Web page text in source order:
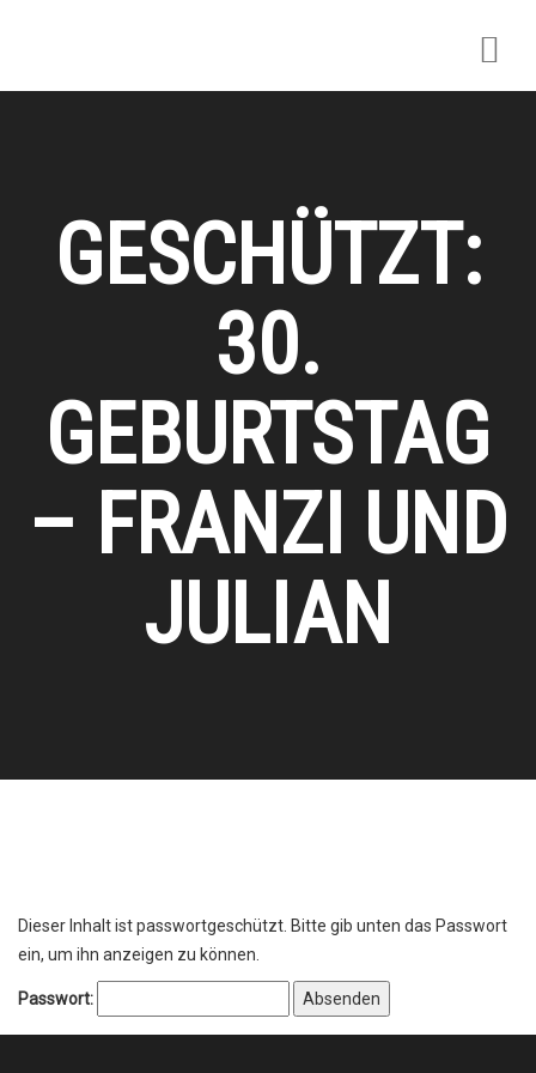
GESCHÜTZT:
30.
GEBURTSTAG
– FRANZI UND
JULIAN
Dieser Inhalt ist passwortgeschützt. Bitte gib unten das Passwort
ein, um ihn anzeigen zu können.
Passwort: